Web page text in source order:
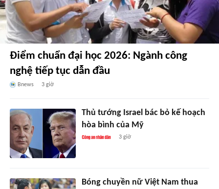
Điểm chuẩn đại học 2026: Ngành công
nghệ tiếp tục dẫn đầu
Bnews 3 giờ
Thủ tướng Israel bác bỏ kế hoạch
hòa bình của Mỹ
3 giờ
Bóng chuyền nữ Việt Nam thua